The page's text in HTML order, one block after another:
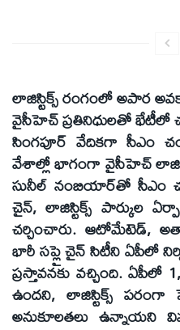
లాజిస్టిక్స్ రంగంలో అపార
వైసీహెచ్ ప్రతినిధులతో భేటీలో
సింగపూర్ వేదికగా సీఎం
వేశాల్లో భాగంగా వైసీహెచ్
సునీల్ నంబియార్‌తో సీఎం
చైన్, లాజిస్టిక్స్ పార్కుల
చర్చించారు. ఆటోమేటెడ్,
భారీ సప్లై చైన్ సిటీని ఏపీలో
ప్రస్తావనకు వచ్చింది. ఏపీలో
ఉందని, లాజిస్టిక్స్ పరంగా
అనుకూలతలు ఉన్నాయని